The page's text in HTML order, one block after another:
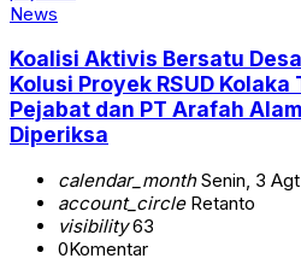
News
Koalisi Aktivis Bersatu
Kolusi Proyek RSUD Kolaka
Pejabat dan PT Arafah
Diperiksa
calendar_monthSenin, 3
account_circleRetanto
visibility63
0Komentar